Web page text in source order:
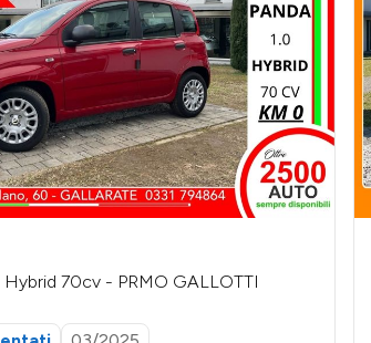
Hybrid 70cv - PRMO GALLOTTI